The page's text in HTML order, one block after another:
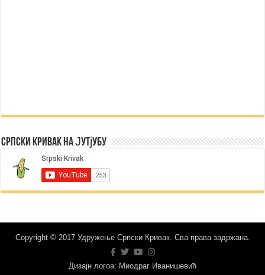
Српски Кривак на Јутјубу
Copyright © 2017 Удружење Српски Кривак. Сва права задржана.
Дизајн логоа: Миодраг Иванишевић